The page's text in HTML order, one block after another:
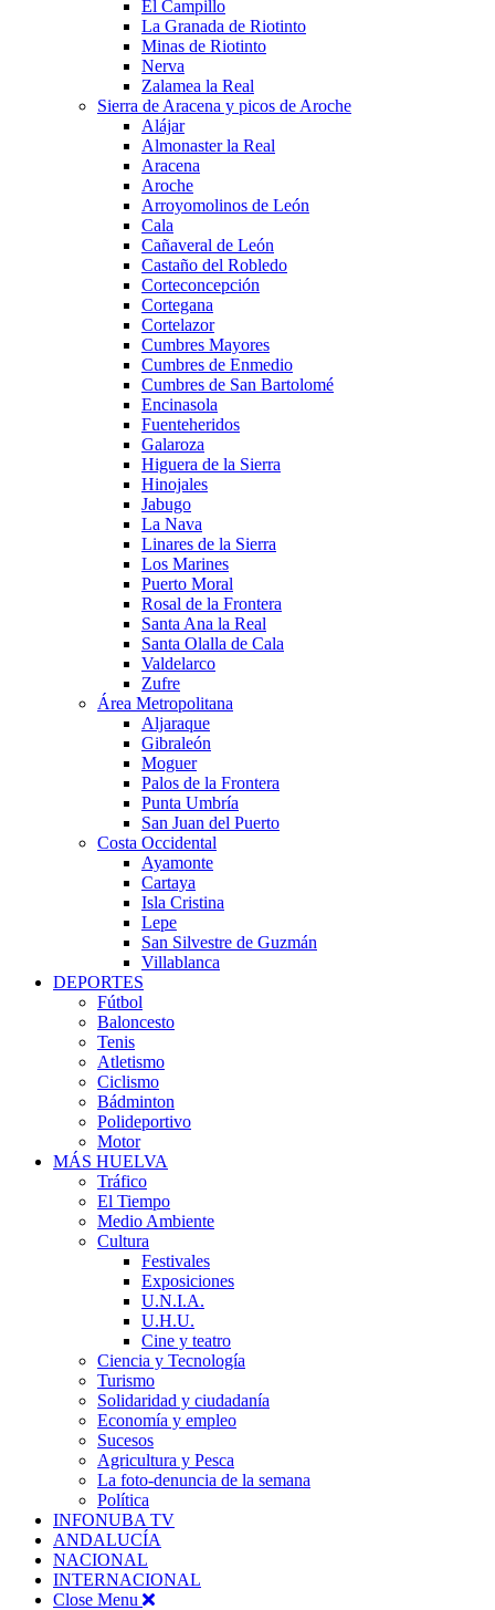
El Campillo
La Granada de Riotinto
Minas de Riotinto
Nerva
Zalamea la Real
Sierra de Aracena y picos de Aroche
Alájar
Almonaster la Real
Aracena
Aroche
Arroyomolinos de León
Cala
Cañaveral de León
Castaño del Robledo
Corteconcepción
Cortegana
Cortelazor
Cumbres Mayores
Cumbres de Enmedio
Cumbres de San Bartolomé
Encinasola
Fuenteheridos
Galaroza
Higuera de la Sierra
Hinojales
Jabugo
La Nava
Linares de la Sierra
Los Marines
Puerto Moral
Rosal de la Frontera
Santa Ana la Real
Santa Olalla de Cala
Valdelarco
Zufre
Área Metropolitana
Aljaraque
Gibraleón
Moguer
Palos de la Frontera
Punta Umbría
San Juan del Puerto
Costa Occidental
Ayamonte
Cartaya
Isla Cristina
Lepe
San Silvestre de Guzmán
Villablanca
DEPORTES
Fútbol
Baloncesto
Tenis
Atletismo
Ciclismo
Bádminton
Polideportivo
Motor
MÁS HUELVA
Tráfico
El Tiempo
Medio Ambiente
Cultura
Festivales
Exposiciones
U.N.I.A.
U.H.U.
Cine y teatro
Ciencia y Tecnología
Turismo
Solidaridad y ciudadanía
Economía y empleo
Sucesos
Agricultura y Pesca
La foto-denuncia de la semana
Política
INFONUBA TV
ANDALUCÍA
NACIONAL
INTERNACIONAL
Close Menu